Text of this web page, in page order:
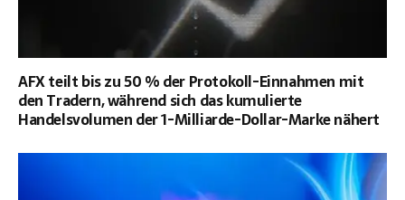
AFX teilt bis zu 50 % der Protokoll-Einnahmen mit
den Tradern, während sich das kumulierte
Handelsvolumen der 1-Milliarde-Dollar-Marke nähert